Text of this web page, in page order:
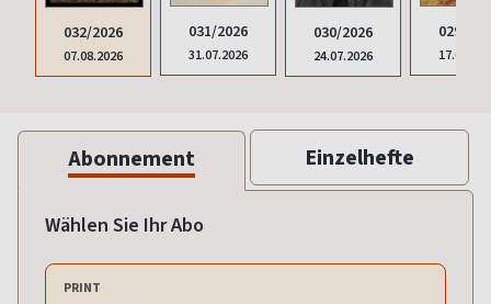
032/2026
07.08.2026
031/2026
31.07.2026
030/2026
24.07.2026
029/
Abonnement Einzelhefte
Wählen Sie Ihr Abo
PRINT